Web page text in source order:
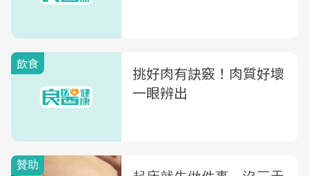
飲食
挑好肉有訣竅！肉質好壞
一眼辨出